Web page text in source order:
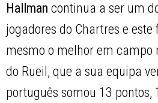
Hallman continua a ser um
jogadores do Chartres e
mesmo o melhor em campo
do Rueil, que a sua equipa
português somou 13 pontos,